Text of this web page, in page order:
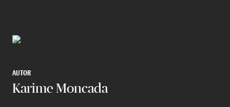
AUTOR
Karime Moncada